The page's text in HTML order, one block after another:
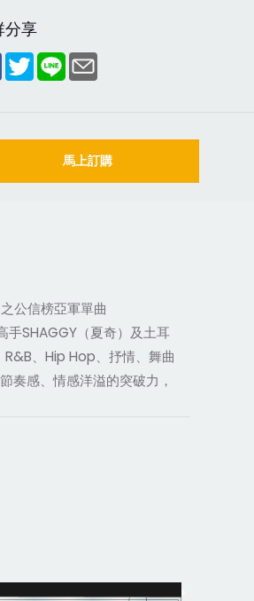
分享
馬上訂購
公信榜亞軍單曲
手SHAGGY （夏奇）及土耳
R&B Hip Hop 、抒情、舞曲
奏感、情感洋溢的突破力，